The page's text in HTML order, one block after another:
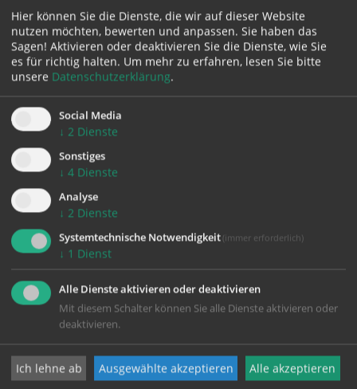
Karte:
Bitte akzeptieren Sie
die Seite neu
Impressum
Hier können Sie die Dienste, die wir auf dieser Website
nutzen möchten, bewerten und anpassen. Sie haben das
Sagen! Aktivieren oder deaktivieren Sie die Dienste, wie Sie
es für richtig halten. Um mehr zu erfahren, lesen Sie bitte
unsere Datenschutzerklärung.
Social Media
↓ 2 Dienste
Sonstiges
↓ 4 Dienste
Analyse
↓ 2 Dienste
Systemtechnische Notwendigkeit (immer erforderlich)
↓ 1 Dienst
Alle Dienste aktivieren oder deaktivieren
Mit diesem Schalter können Sie alle Dienste aktivieren oder
deaktivieren.
Ich lehne ab Ausgewählte akzeptieren Alle akzeptieren